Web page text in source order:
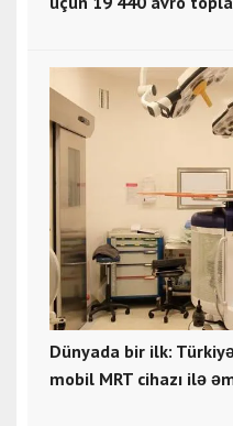
Dünyada bir ilk:
mobil MRT cihazı ilə